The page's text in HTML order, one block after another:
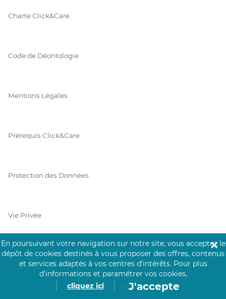
Charte Click&Care
Code de Déontologie
Mentions Légales
Prérequis Click&Care
Protection des Données
Vie Privée
PAIEMENT SÉCURISÉ
La collecte de vos informations de carte bancaire est cryptée
et assurée par Mangopay, société dûment agréée auprès de la
En poursuivant votre navigation sur notre site, vous acceptez le
dépôt de cookies destinés à vous proposer des offres, contenus
et services adaptés à vos centres d’intérêts. Pour plus
d’informations et paramétrer vos cookies,
cliquez ici
. J'accepte
✕